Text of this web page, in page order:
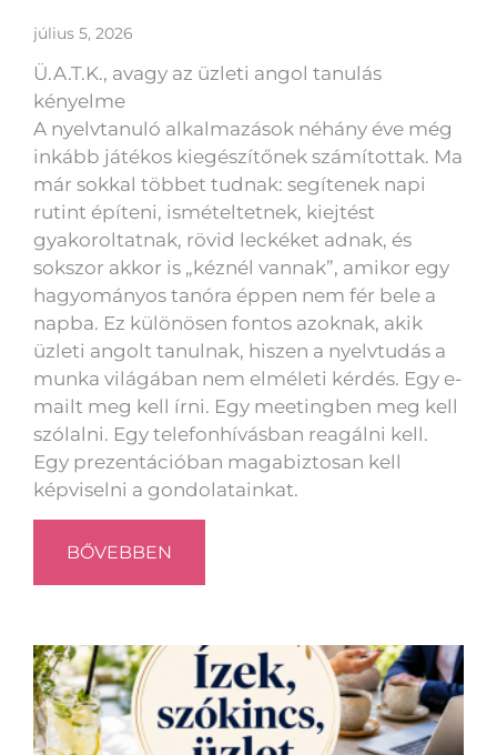
július 5, 2026
Ü.A.T.K., avagy az üzleti angol tanulás
kényelme
A nyelvtanuló alkalmazások néhány éve még
inkább játékos kiegészítőnek számítottak. Ma
már sokkal többet tudnak: segítenek napi
rutint építeni, ismételtetnek, kiejtést
gyakoroltatnak, rövid leckéket adnak, és
sokszor akkor is „kéznél vannak”, amikor egy
hagyományos tanóra éppen nem fér bele a
napba. Ez különösen fontos azoknak, akik
üzleti angolt tanulnak, hiszen a nyelvtudás a
munka világában nem elméleti kérdés. Egy e-
mailt meg kell írni. Egy meetingben meg kell
szólalni. Egy telefonhívásban reagálni kell.
Egy prezentációban magabiztosan kell
képviselni a gondolatainkat.
BŐVEBBEN